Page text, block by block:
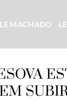
MACHADO